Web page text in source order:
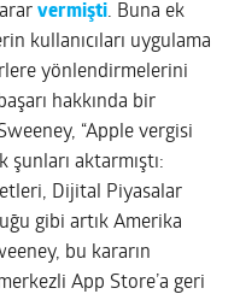
vermişti. Buna ek
kullanıcıları uygulama
yönlendirmelerini
hakkında bir
“Apple vergisi
aktarmıştı:
Dijital Piyasalar
gibi artık Amerika
bu kararın
App Store’a geri